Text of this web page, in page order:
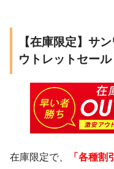
【在庫限定】サ
ウトレットセール
在庫限定で、 「各種